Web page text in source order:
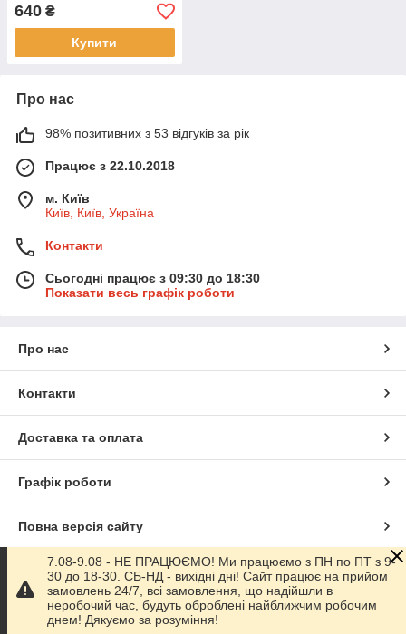
640 ₴
Купити
Про нас
98% позитивних з 53 відгуків за рік
Працює з 22.10.2018
м. Київ
Київ, Київ, Україна
Контакти
Сьогодні працює з 09:30 до 18:30
Показати весь графік роботи
Про нас
Контакти
Доставка та оплата
Графік роботи
Повна версія сайту
Сайт створено на маркетплейсіProm.ua
Політика конфіденційності
7.08-9.08 - НЕ ПРАЦЮЄМО! Ми працюємо з ПН по ПТ з 9-
30 до 18-30. СБ-НД - вихідні дні! Сайт працює на прийом
замовлень 24/7, всі замовлення, що надійшли в
неробочий час, будуть оброблені найближчим робочим
днем! Дякуємо за розуміння!